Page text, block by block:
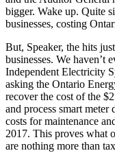
bigger. Wake up. Quite
businesses, costing
But, Speaker, the hits
businesses. We haven’t
Independent Electricity
asking the Ontario
recover the cost of the
and process smart
costs for maintenance
2017. This proves what
are nothing more than